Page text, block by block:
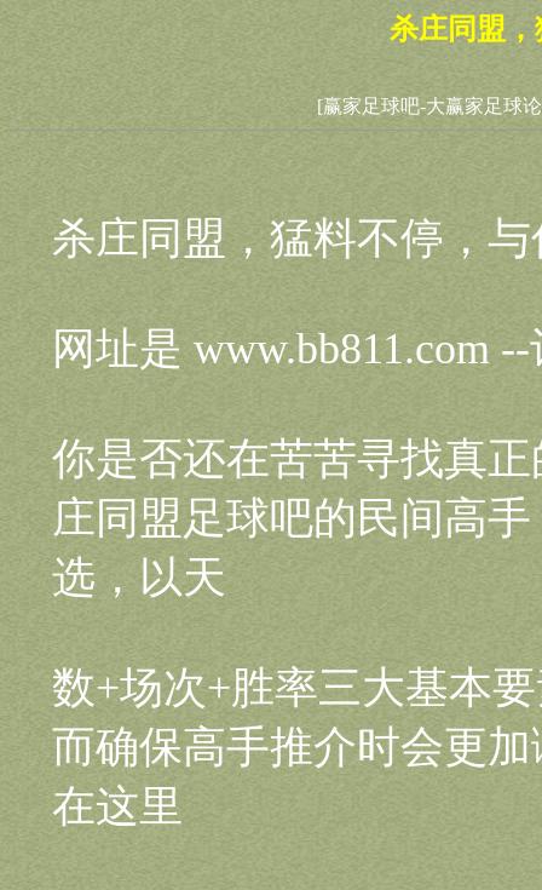
杀庄同盟
[赢家足球吧-大赢家足球
杀庄同盟，猛料不停，
网址是 www.bb811.com
你是否还在苦苦寻找真
庄同盟足球吧的民间高
选，以天
数+场次+胜率三大基本
而确保高手推介时会更
在这里